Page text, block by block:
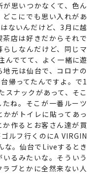
が思いつかなくて、色ん
こにでも思い入れがあ
ないんだけど、3月に越
店は好きだからそれで
しなんだけど、同じマ
んでてて、よく一緒に遊
元は仙台で、コロナの
帰ってたんですよ。で1
スナックがあって、そこ
ね。そこが一番ルーツ
がトイレに貼ってあっ
作るとお客さん達が買
ルフ行くのにA VIRGIN
な。仙台でLiveするとき
るみたいな。そういう
ブとかに全然来ない人